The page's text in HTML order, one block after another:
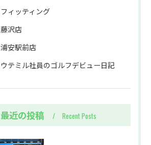
フィッティング
藤沢店
浦安駅前店
ウテミル社員のゴルフデビュー日記
最近の投稿 Recent Posts